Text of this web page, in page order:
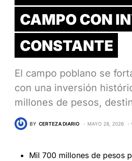
CAMPO CON
CONSTANTE
El campo poblano se
con una inversión
millones de pesos,
BY CERTEZA DIARIO MAYO 28, 2026
Mil 700 millones de pesos